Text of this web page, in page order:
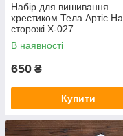
Набір для вишивання
хрестиком Тела Артіс На
сторожі Х-027
В наявності
650 ₴
Купити